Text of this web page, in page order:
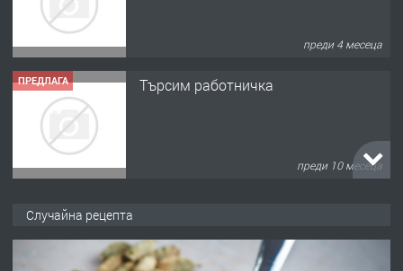
преди 4 месеца
ПРЕДЛАГА Търсим работничка
преди 10 месеца
Случайна рецепта